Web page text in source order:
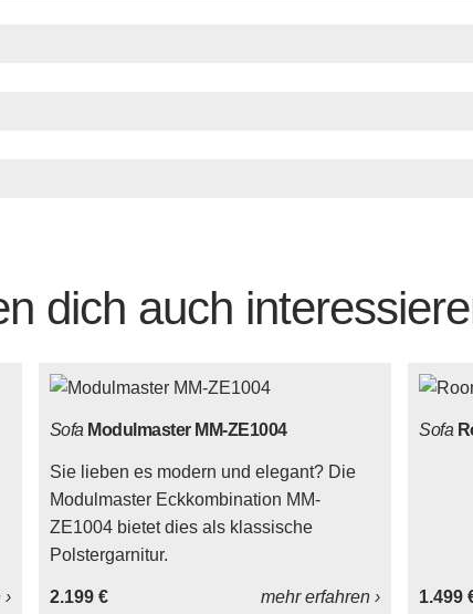
dich auch
Sofa Modulmaster MM-ZE1004
Sie lieben es modern und elegant? Die
Modulmaster Eckkombination MM-
ZE1004 bietet dies als klassische
Polstergarnitur.
2.199 € mehr erfahren ›
Sofa
1.499